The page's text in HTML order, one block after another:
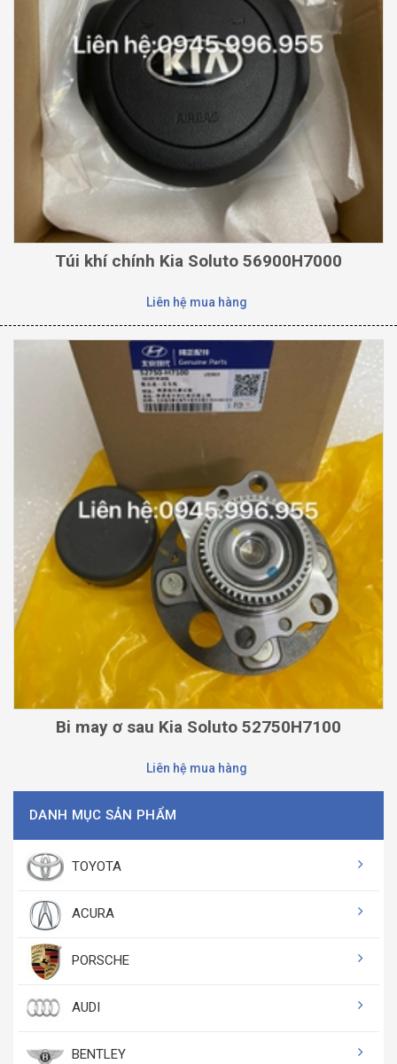
Túi khí chính Kia Soluto 56900H7000
Liên hệ mua hàng
Bi may ơ sau Kia Soluto 52750H7100
Liên hệ mua hàng
DANH MỤC SẢN PHẨM
TOYOTA
ACURA
PORSCHE
AUDI
BENTLEY